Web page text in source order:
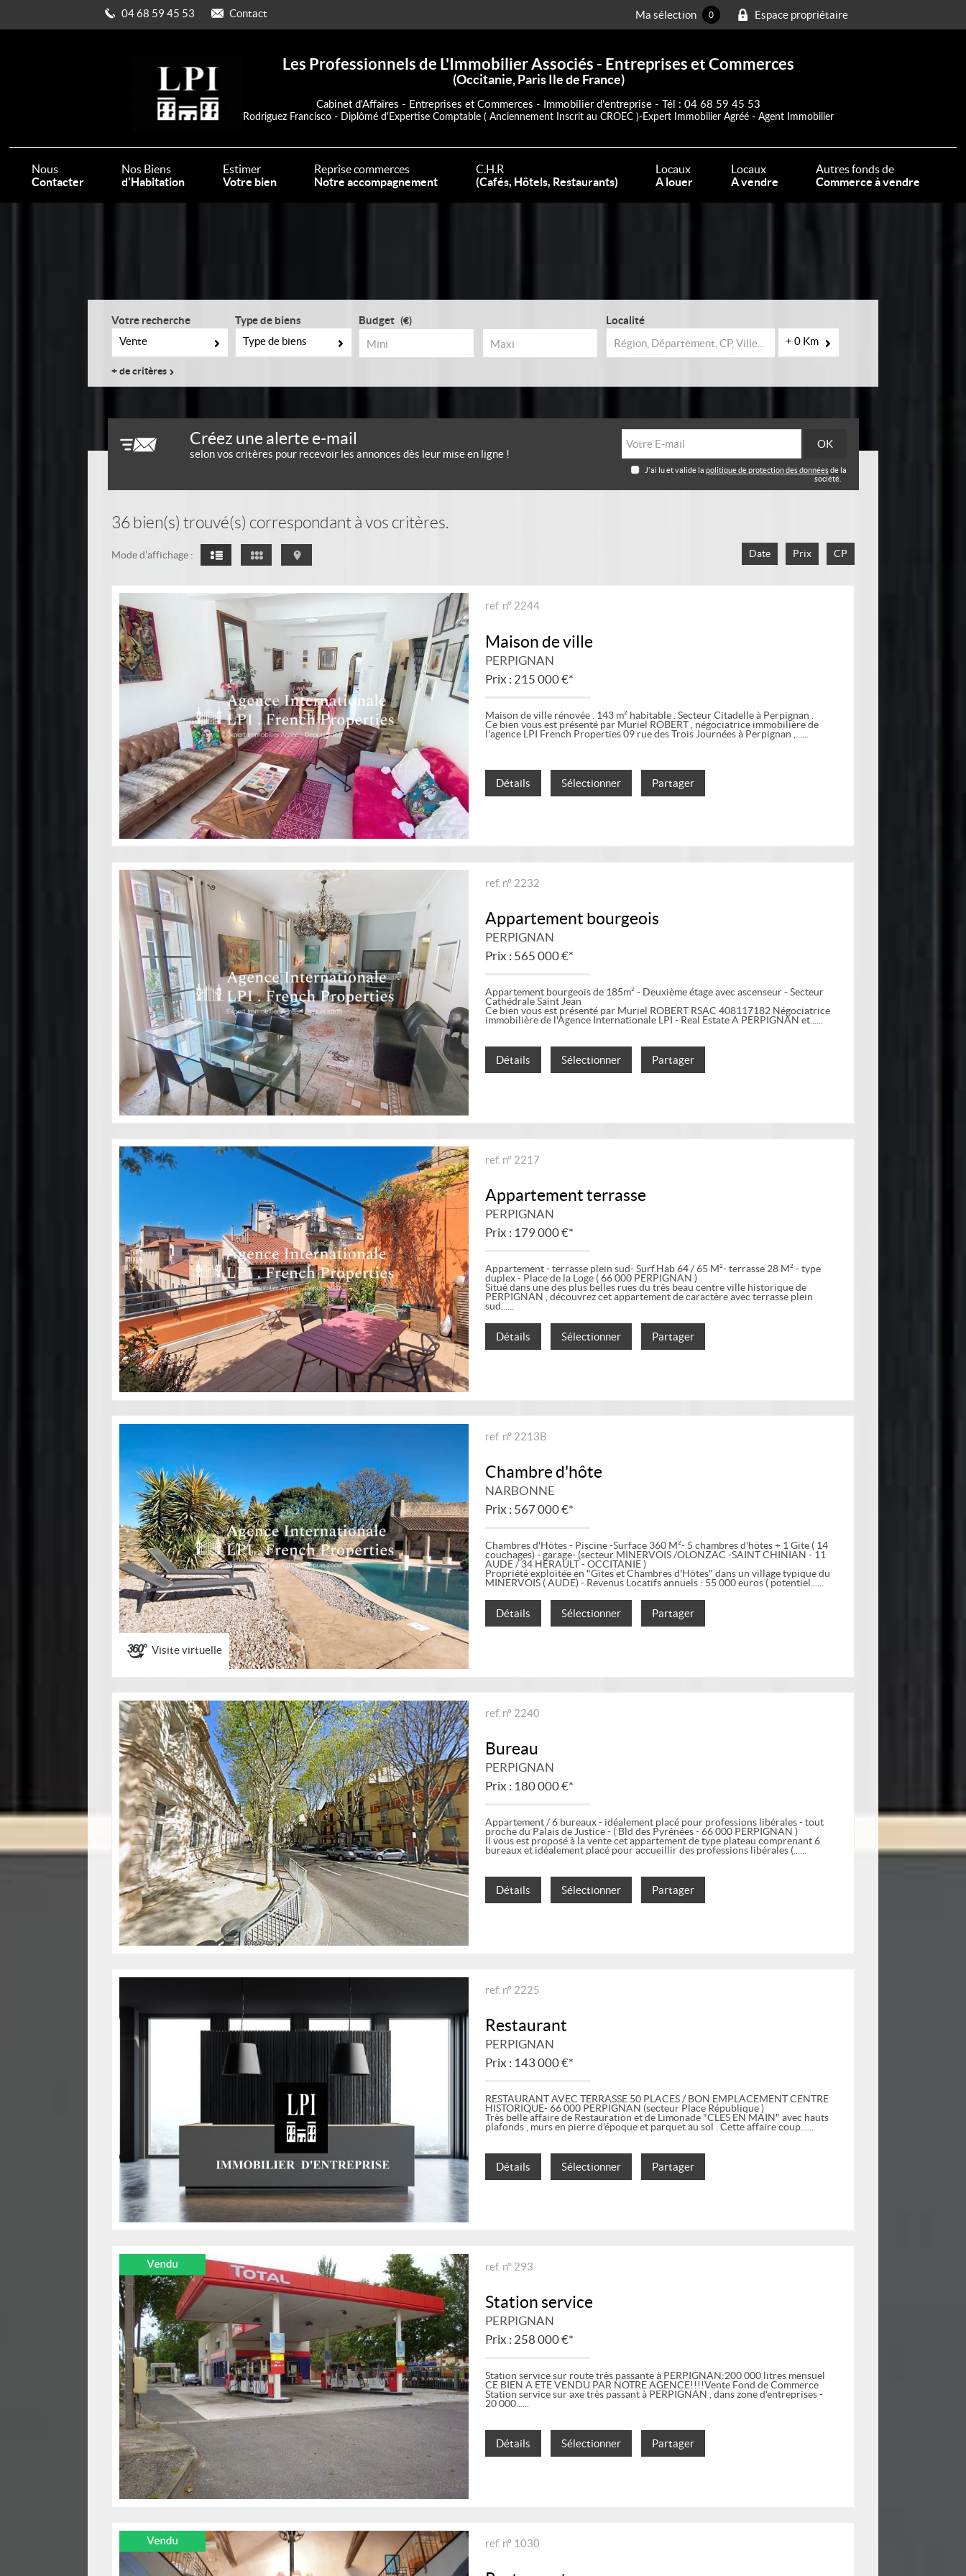
04 68 59 45 53 Contact Ma sélection 0 Espace propriétaire
Les Professionnels de L'Immobilier Associés - Entreprises et Commerces
(Occitanie, Paris Ile de France)
Cabinet d'Affaires - Entreprises et Commerces - Immobilier d'entreprise - Tél : 04 68 59 45 53
Rodriguez Francisco - Diplômé d'Expertise Comptable ( Anciennement Inscrit au CROEC )-Expert Immobilier Agréé - Agent Immobilier
Nous
Contacter
Nos Biens
d'Habitation
Estimer
Votre bien
Reprise commerces
Notre accompagnement
C.H.R
(Cafés, Hôtels, Restaurants)
Locaux
A louer
Locaux
A vendre
Autres fonds de
Commerce à vendre
Votre recherche
Vente
Type de biens
Type de biens
Budget (€)
Localité
+ 0 Km
Créez une alerte e-mail
selon vos critères pour recevoir les annonces dès leur mise en ligne !
J'ai lu et valide la politique de protection des donnéesde la
société.
36 bien(s) trouvé(s) correspondant à vos critères.
Mode d’affichage : Date Prix CP
ref. n° 2244
Maison de ville
PERPIGNAN
Prix : 215 000 €*
Maison de ville rénovée . 143 m² habitable . Secteur Citadelle à Perpignan .
Ce bien vous est présenté par Muriel ROBERT , négociatrice immobilière de
l'agence LPI French Properties 09 rue des Trois Journées à Perpignan ,...
Détails Sélectionner Partager
ref. n° 2232
Appartement bourgeois
PERPIGNAN
Prix : 565 000 €*
Appartement bourgeois de 185m² - Deuxième étage avec ascenseur - Secteur
Cathédrale Saint Jean
Ce bien vous est présenté par Muriel ROBERT RSAC 408117182 Négociatrice
immobilière de l'Agence Internationale LPI - Real Estate A PERPIGNAN et...
Détails Sélectionner Partager
ref. n° 2217
Appartement terrasse
PERPIGNAN
Prix : 179 000 €*
Appartement - terrasse plein sud- Surf.Hab 64 / 65 M²- terrasse 28 M² - type
duplex - Place de la Loge ( 66 000 PERPIGNAN )
Situé dans une des plus belles rues du très beau centre ville historique de
PERPIGNAN , découvrez cet appartement de caractère avec terrasse plein
sud...
Détails Sélectionner Partager
Visite virtuelle
ref. n° 2213B
Chambre d'hôte
NARBONNE
Prix : 567 000 €*
Chambres d'Hôtes - Piscine -Surface 360 M²- 5 chambres d'hôtes + 1 Gîte ( 14
couchages) - garage- (secteur MINERVOIS /OLONZAC -SAINT CHINIAN - 11
AUDE / 34 HERAULT - OCCITANIE )
Propriété exploitée en "Gîtes et Chambres d'Hôtes" dans un village typique du
MINERVOIS ( AUDE) - Revenus Locatifs annuels : 55 000 euros ( potentiel...
Détails Sélectionner Partager
ref. n° 2240
Bureau
PERPIGNAN
Prix : 180 000 €*
Appartement / 6 bureaux - idéalement placé pour professions libérales - tout
proche du Palais de Justice - ( Bld des Pyrénées - 66 000 PERPIGNAN )
Il vous est proposé à la vente cet appartement de type plateau comprenant 6
bureaux et idéalement placé pour accueillir des professions libérales (...
Détails Sélectionner Partager
ref. n° 2225
Restaurant
PERPIGNAN
Prix : 143 000 €*
RESTAURANT AVEC TERRASSE 50 PLACES / BON EMPLACEMENT CENTRE
HISTORIQUE- 66 000 PERPIGNAN (secteur Place République )
Très belle affaire de Restauration et de Limonade "CLES EN MAIN" avec hauts
plafonds , murs en pierre d'époque et parquet au sol . Cette affaire coup...
Détails Sélectionner Partager
ref. n° 293
Station service
PERPIGNAN
Prix : 258 000 €*
Station service sur route très passante à PERPIGNAN:200 000 litres mensuel
CE BIEN A ETE VENDU PAR NOTRE AGENCE!!!!Vente Fond de Commerce
Station service sur axe très passant à PERPIGNAN , dans zone d'entreprises -
20 000...
Détails Sélectionner Partager
ref. n° 1030